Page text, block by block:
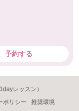
予約する
レッスン）
ポリシー 推奨環境